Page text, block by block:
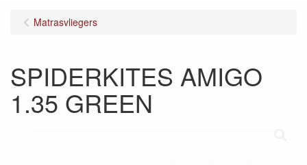
Matrasvliegers
SPIDERKITES AMIGO
1.35 GREEN